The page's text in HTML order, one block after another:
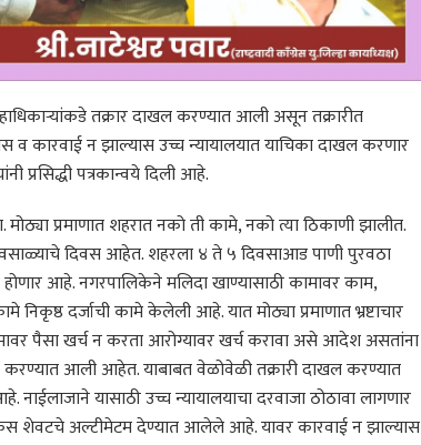
तक्रार दाखल करण्यात आली असून तक्रारीत
कारवाई न झाल्यास उच्च न्यायालयात याचिका दाखल करणार
प्रसिद्धी पत्रकान्वये दिली आहे.
प्रमाणात शहरात नको ती कामे, नको त्या ठिकाणी झालीत.
दिवस आहेत. शहरला ४ ते ५ दिवसाआड पाणी पुरवठा
आहे. नगरपालिकेने मलिदा खाण्यासाठी कामावर काम,
दर्जाची कामे केलेली आहे. यात मोठ्या प्रमाणात भ्रष्टाचार
पैसा खर्च न करता आरोग्यावर खर्च करावा असे आदेश असतांना
करण्यात आली आहेत. याबाबत वेळोवेळी तक्रारी दाखल करण्यात
यासाठी उच्च न्यायालयाचा दरवाजा ठोठावा लागणार
शेवटचे अल्टीमेटम देण्यात आलेले आहे. यावर कारवाई न झाल्यास